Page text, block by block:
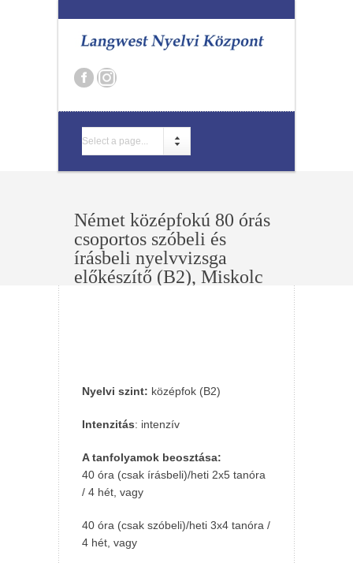
Select a page...
Német középfokú 80 órás
csoportos szóbeli és
írásbeli nyelvvizsga
előkészítő (B2), Miskolc
Nyelvi szint: középfok (B2)
Intenzitás: intenzív
A tanfolyamok beosztása:
40 óra (csak írásbeli)/heti 2x5 tanóra
/ 4 hét, vagy
40 óra (csak szóbeli)/heti 3x4 tanóra /
4 hét, vagy